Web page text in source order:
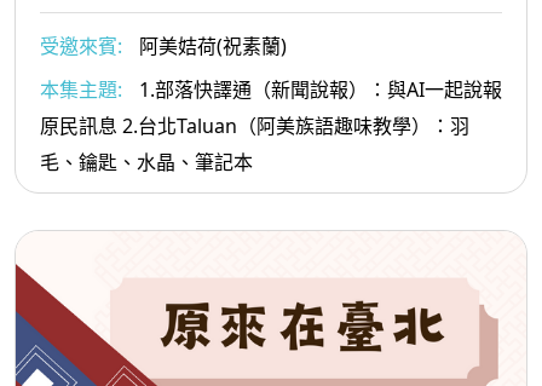
受邀來賓:
阿美姞荷(祝素蘭)
本集主題:
1.部落快譯通（新聞說報）：與AI一起說報
原民訊息 2.台北Taluan（阿美族語趣味教學）：羽
毛、鑰匙、水晶、筆記本